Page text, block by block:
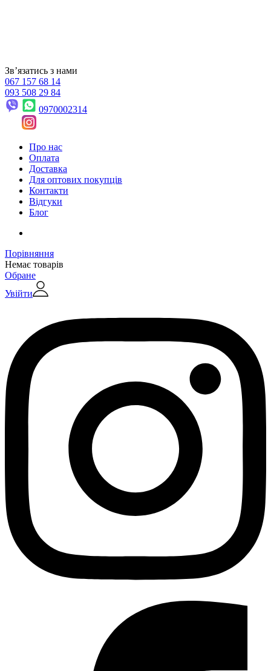
Звʼязатись з нами
067 157 68 14
093 508 29 84
0970002314
Про нас
Оплата
Доставка
Для оптових покупців
Контакти
Відгуки
Блог
Порівняння
Немає товарів
Обране
Увійти